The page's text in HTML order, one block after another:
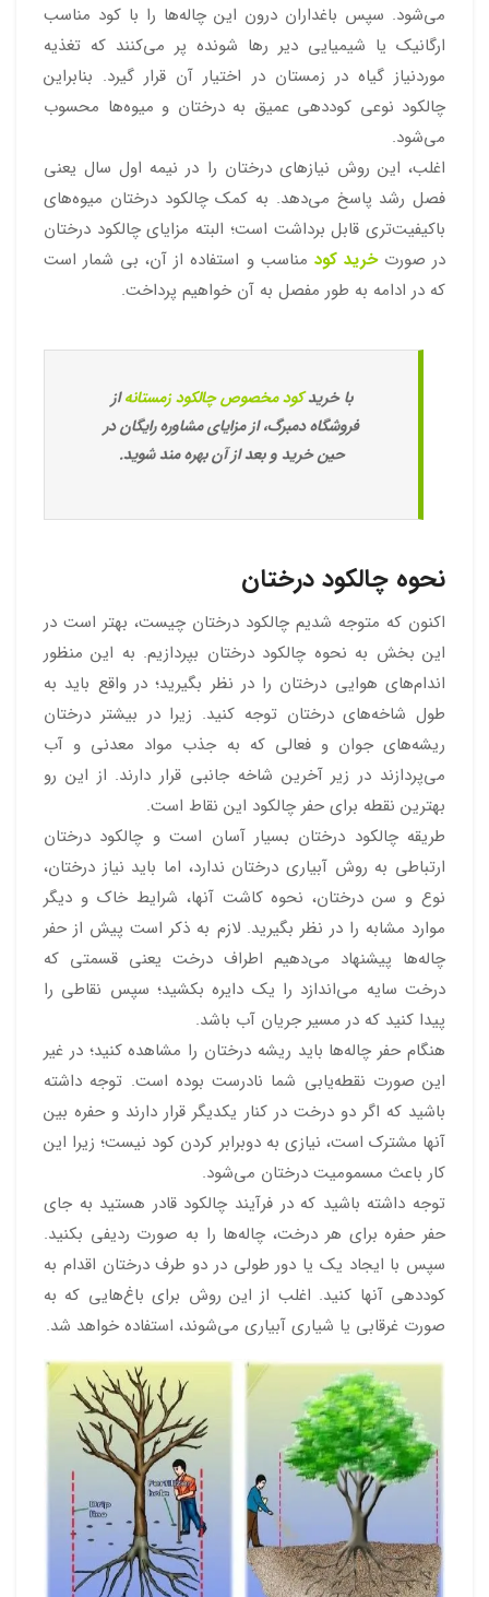
می‌شود. سپس باغداران درون این چاله‌ها را با کود مناسب
ارگانیک یا شیمیایی دیر رها شونده پر می‌کنند که تغذیه
موردنیاز گیاه در زمستان در اختیار آن قرار گیرد. بنابراین
چالکود نوعی کوددهی عمیق به درختان و میوه‌ها محسوب
می‌شود.
اغلب، این روش نیازهای درختان را در نیمه اول سال یعنی
فصل رشد پاسخ می‌دهد. به کمک چالکود درختان میوه‌های
باکیفیت‌تری قابل برداشت است؛ البته مزایای چالکود درختان
در صورتخرید کود مناسب و استفاده از آن، بی شمار است
که در ادامه به طور مفصل به آن خواهیم پرداخت.
با خریدکود مخصوص چالکود زمستانهاز
فروشگاه دمبرگ، از مزایای مشاوره رایگان در
حین خرید و بعد از آن بهره مند شوید.
نحوه چالکود درختان
اکنون که متوجه شدیم چالکود درختان چیست، بهتر است در
این بخش به نحوه چالکود درختان بپردازیم. به این منظور
اندام‌های هوایی درختان را در نظر بگیرید؛ در واقع باید به
طول شاخه‌های درختان توجه کنید. زیرا در بیشتر درختان
ریشه‌های جوان و فعالی که به جذب مواد معدنی و آب
می‌پردازند در زیر آخرین شاخه جانبی قرار دارند. از این رو
بهترین نقطه برای حفر چالکود این نقاط است.
طریقه چالکود درختان بسیار آسان است و چالکود درختان
ارتباطی به روش آبیاری درختان ندارد، اما باید نیاز درختان،
نوع و سن درختان، نحوه کاشت آنها، شرایط خاک و دیگر
موارد مشابه را در نظر بگیرید. لازم به ذکر است پیش از حفر
چاله‌ها پیشنهاد می‌دهیم اطراف درخت یعنی قسمتی که
درخت سایه می‌اندازد را یک دایره بکشید؛ سپس نقاطی را
پیدا کنید که در مسیر جریان آب باشد.
هنگام حفر چاله‌ها باید ریشه درختان را مشاهده کنید؛ در غیر
این صورت نقطه‌یابی شما نادرست بوده است. توجه داشته
باشید که اگر دو درخت در کنار یکدیگر قرار دارند و حفره بین
آنها مشترک است، نیازی به دوبرابر کردن کود نیست؛ زیرا این
کار باعث مسمومیت درختان می‌شود.
توجه داشته باشید که در فرآیند چالکود قادر هستید به جای
حفر حفره برای هر درخت، چاله‌ها را به صورت ردیفی بکنید.
سپس با ایجاد یک یا دور طولی در دو طرف درختان اقدام به
کوددهی آنها کنید. اغلب از این روش برای باغ‌هایی که به
صورت غرقابی یا شیاری آبیاری می‌شوند، استفاده خواهد شد.